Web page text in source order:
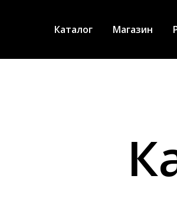
Каталог Магазин